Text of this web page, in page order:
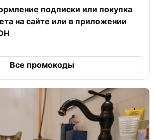
подписки или покупка
на сайте или в приложении
Все промокоды